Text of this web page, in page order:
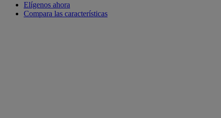
Elígenos ahora
Compara las características